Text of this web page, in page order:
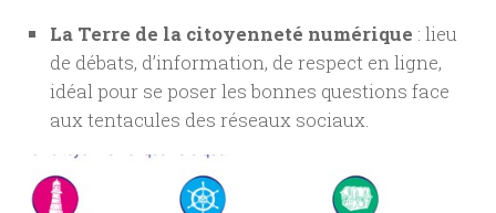
La Terre de la citoyenneté numérique : lieu
de débats, d’information, de respect en ligne,
idéal pour se poser les bonnes questions face
aux tentacules des réseaux sociaux.